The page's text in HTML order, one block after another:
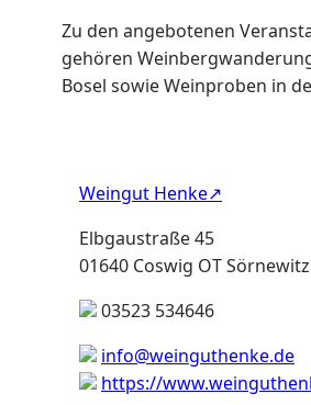
Zu den angebotenen
gehören
Bosel sowie Weinproben in
Weingut Henke
Elbgaustraße 45
01640 Coswig OT Sörnewitz
03523 534646
info@weinguthenke.de
https://